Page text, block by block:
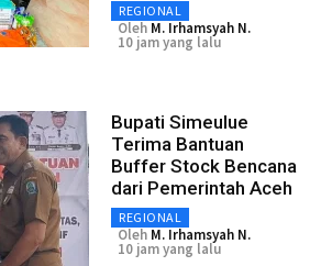
REGIONAL
Oleh M. Irhamsyah N.
10 jam yang lalu
Bupati Simeulue
Terima Bantuan
Buffer Stock Bencana
dari Pemerintah Aceh
REGIONAL
Oleh M. Irhamsyah N.
10 jam yang lalu